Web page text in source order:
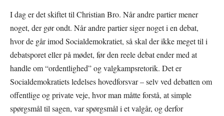
I dag er det skiftet til Christian Bro. Når andre partier mener
noget, der gør ondt. Når andre partier siger noget i en debat,
hvor de går imod Socialdemokratiet, så skal der ikke meget til i
debatsporet eller på mødet, før den reele debat ender med at
handle om “ordentlighed” og valgkampsretorik. Det er
Socialdemokratiets ledelses hovedforsvar – selv ved debatten om
offentlige og private veje, hvor man måtte forstå, at simple
spørgsmål til sagen, var spørgsmål i et valgår, og derfor